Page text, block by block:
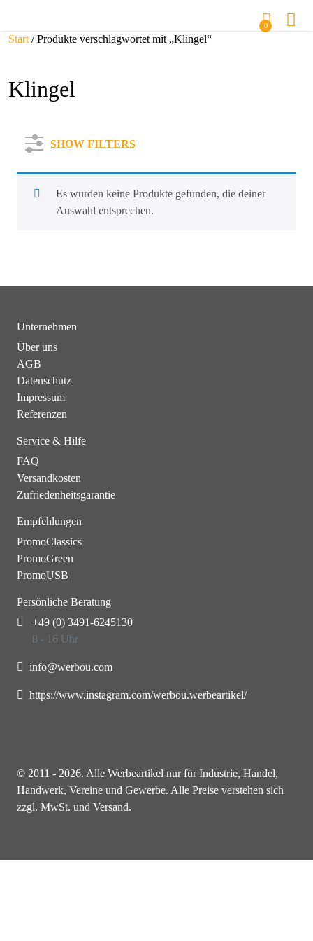
0
Start / Produkte verschlagwortet mit „Klingel“
Klingel
SHOW FILTERS
Es wurden keine Produkte gefunden, die deiner
Auswahl entsprechen.
Unternehmen
Über uns
AGB
Datenschutz
Impressum
Referenzen
Service & Hilfe
FAQ
Versandkosten
Zufriedenheitsgarantie
Empfehlungen
PromoClassics
PromoGreen
PromoUSB
Persönliche Beratung
+49 (0) 3491-6245130
8 - 16 Uhr
info@werbou.com
https://www.instagram.com/werbou.werbeartikel/
© 2011 - 2026. Alle Werbeartikel nur für Industrie, Handel,
Handwerk, Vereine und Gewerbe. Alle Preise verstehen sich
zzgl. MwSt. und Versand.